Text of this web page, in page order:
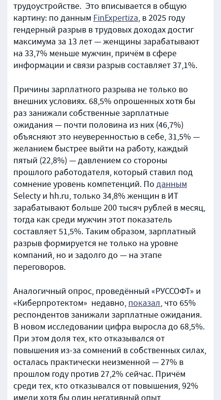
трудоустройстве. Это вписывается в общую
картину: по данным FinExpertiza, в 2025 году
гендерный разрыв в трудовых доходах достиг
максимума за 13 лет — женщины зарабатывают
на 33,7% меньше мужчин, причём в сфере
информации и связи разрыв составляет 37,1%.
Причины зарплатного разрыва не только во
внешних условиях. 68,5% опрошенных хотя бы
раз занижали собственные зарплатные
ожидания — почти половина из них (46,7%)
объясняют это неуверенностью в себе, 31,5% —
желанием быстрее выйти на работу, каждый
пятый (22,8%) — давлением со стороны
прошлого работодателя, который ставил под
сомнение уровень компетенций. По данным
Selecty и hh.ru, только 34,8% женщин в ИТ
зарабатывают больше 200 тысяч рублей в месяц,
тогда как среди мужчин этот показатель
составляет 51,5%. Таким образом, зарплатный
разрыв формируется не только на уровне
компаний, но и задолго до — на этапе
переговоров.
Аналогичный опрос, проведённый «РУССОФТ» и
«Киберпротектом» недавно, показал, что 65%
респондентов занижали зарплатные ожидания.
В новом исследовании цифра выросла до 68,5%.
При этом доля тех, кто отказывался от
повышения из-за сомнений в собственных силах,
осталась практически неизменной — 27% в
прошлом году против 27,2% сейчас. Причём
среди тех, кто отказывался от повышения, 92%